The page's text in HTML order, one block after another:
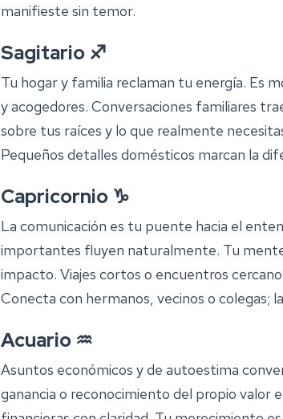
manifieste sin temor.
Sagitario ♐
Tu hogar y familia reclaman tu energía. Es
y acogedores. Conversaciones familiares
sobre tus raíces y lo que realmente
Pequeños detalles domésticos marcan la
Capricornio ♑
La comunicación es tu puente hacia el
importantes fluyen naturalmente. Tu
impacto. Viajes cortos o encuentros
Conecta con hermanos, vecinos o colegas;
Acuario ♒
Asuntos económicos y de autoestima
ganancia o reconocimiento del propio valor